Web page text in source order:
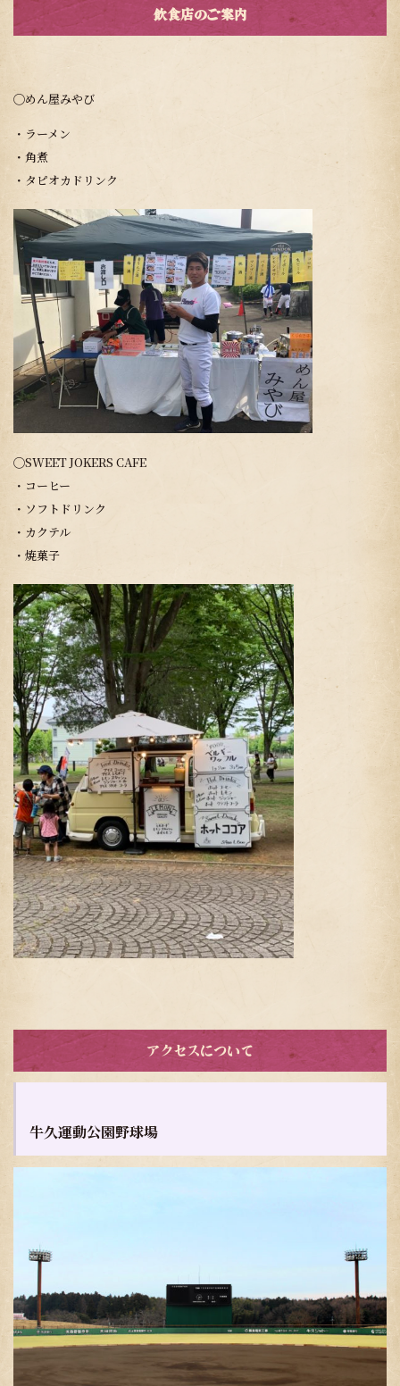
飲食店のご案内
◯めん屋みやび
・ラーメン
・角煮
・タピオカドリンク
◯SWEET JOKERS CAFE
・コーヒー
・ソフトドリンク
・カクテル
・焼菓子
アクセスについて
牛久運動公園野球場